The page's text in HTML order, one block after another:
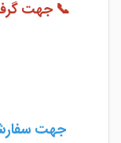
📞 جهت